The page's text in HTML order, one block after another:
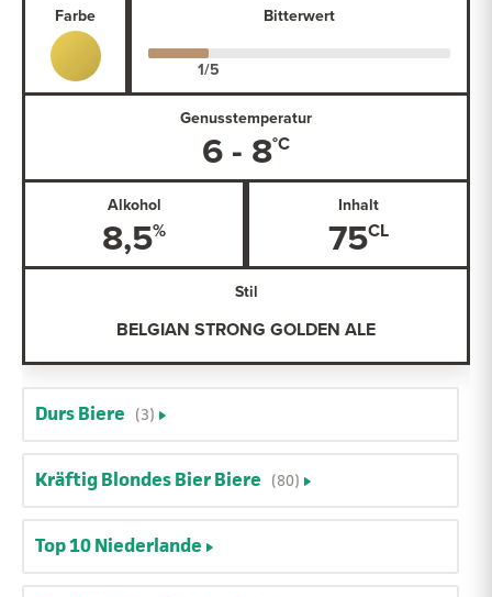
Farbe Bitterwert
Genusstemperatur
6 - 8
Alkohol
8,5
Inhalt
75
Stil
BELGIAN STRONG GOLDEN ALE
Durs Biere (3)
Kräftig Blondes Bier Biere (80)
Top 10 Niederlande